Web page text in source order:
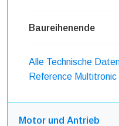
Baureihenende
Alle Technische
Reference Multitronic
Motor und Antrieb